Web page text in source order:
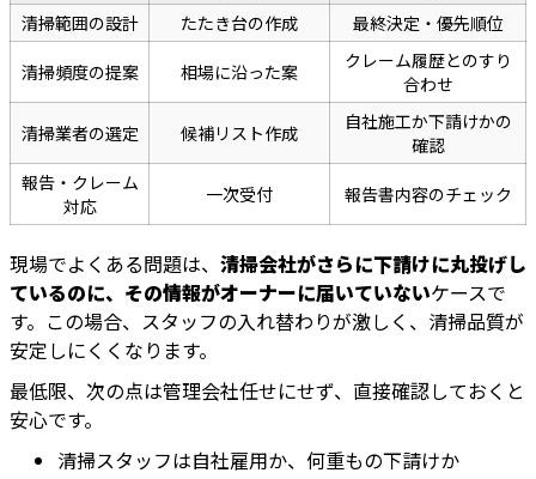
清掃範囲の設計
たたき台の作成 最終決定・優先順位
清掃頻度の提案 相場に沿った案
クレーム履歴とのすり
合わせ
清掃業者の選定 候補リスト作成
自社施工か下請けかの
確認
報告・クレーム
対応
一次受付 報告書内容のチェック
現場でよくある問題は、 清掃会社がさらに下請けに丸投げし
ているのに、その情報がオーナーに届いていないケースで
す。この場合、スタッフの入れ替わりが激しく、清掃品質が
安定しにくくなります。
最低限、次の点は管理会社任せにせず、直接確認しておくと
安心です。
清掃スタッフは自社雇用か、何重もの下請けか